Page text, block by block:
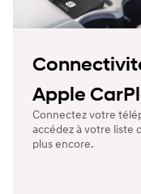
Apple
Connectez votre
accédez à votre liste
plus encore.